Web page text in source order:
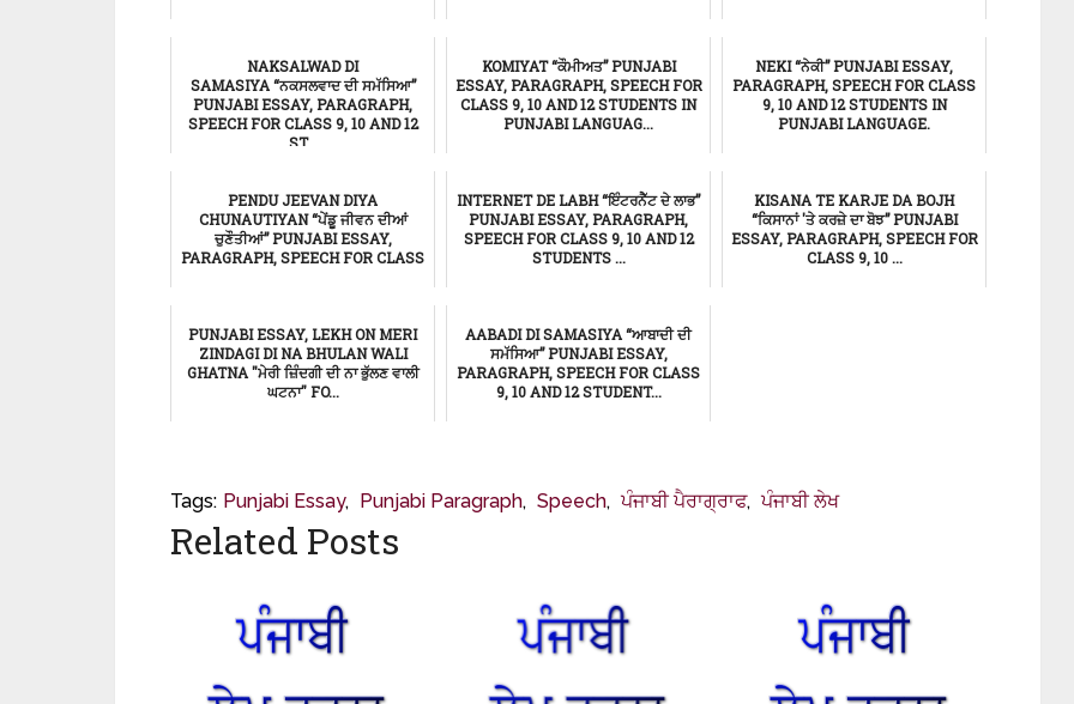
NAKSALWAD DI
SAMASIYA “ਨਕਸਲਵਾਦ ਦੀ ਸਮੱਸਿਆ”
PUNJABI ESSAY, PARAGRAPH,
SPEECH FOR CLASS 9, 10 AND 12
ST...
KOMIYAT “ਕੌਮੀਅਤ” PUNJABI
ESSAY, PARAGRAPH, SPEECH FOR
CLASS 9, 10 AND 12 STUDENTS IN
PUNJABI LANGUAG...
NEKI “ਨੇਕੀ” PUNJABI ESSAY,
PARAGRAPH, SPEECH FOR CLASS
9, 10 AND 12 STUDENTS IN
PUNJABI LANGUAGE.
PENDU JEEVAN DIYA
CHUNAUTIYAN “ਪੇਂਡੂ ਜੀਵਨ ਦੀਆਂ
ਚੁਣੌਤੀਆਂ” PUNJABI ESSAY,
PARAGRAPH, SPEECH FOR CLASS
INTERNET DE LABH “ਇੰਟਰਨੈੱਟ ਦੇ ਲਾਭ”
PUNJABI ESSAY, PARAGRAPH,
SPEECH FOR CLASS 9, 10 AND 12
STUDENTS ...
KISANA TE KARJE DA BOJH
“ਕਿਸਾਨਾਂ 'ਤੇ ਕਰਜ਼ੇ ਦਾ ਬੋਝ” PUNJABI
ESSAY, PARAGRAPH, SPEECH FOR
CLASS 9, 10 ...
PUNJABI ESSAY, LEKH ON MERI
ZINDAGI DI NA BHULAN WALI
GHATNA "ਮੇਰੀ ਜ਼ਿੰਦਗੀ ਦੀ ਨਾ ਭੁੱਲਣ ਵਾਲੀ
ਘਟਨਾ" FO...
AABADI DI SAMASIYA “ਆਬਾਦੀ ਦੀ
ਸਮੱਸਿਆ” PUNJABI ESSAY,
PARAGRAPH, SPEECH FOR CLASS
9, 10 AND 12 STUDENT...
Tags: Punjabi Essay, Punjabi Paragraph, Speech, ਪੰਜਾਬੀ ਪੈਰਾਗ੍ਰਾਫ, ਪੰਜਾਬੀ ਲੇਖ
Related Posts